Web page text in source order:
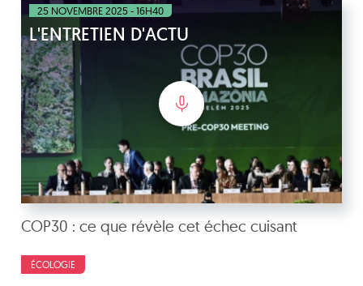
25 NOVEMBRE 2025 - 16H40
L'ENTRETIEN D'ACTU
COP30 : ce que révèle cet échec cuisant
ÉCOLOGIE